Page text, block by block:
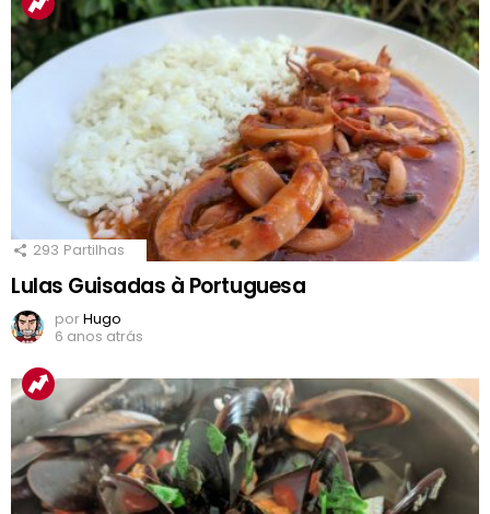
293 Partilhas
Lulas Guisadas à Portuguesa
porHugo
6 anos atrás